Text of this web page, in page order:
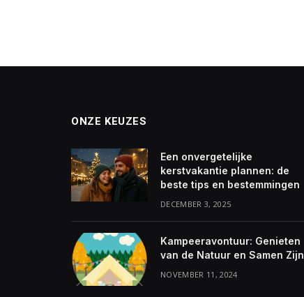
ONZE KEUZES
Een onvergetelijke
kerstvakantie plannen: de
beste tips en bestemmingen
DECEMBER 3, 2025
Kampeeravontuur: Genieten
van de Natuur en Samen Zijn
NOVEMBER 11, 2024